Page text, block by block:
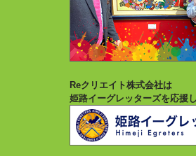
Reクリエイト株式会社は
姫路イーグレッターズを応援